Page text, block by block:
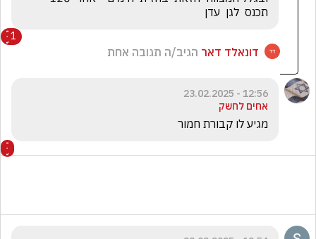
תכנס  לגן  עדן
1
דונאלד דאר הגיב/ה תגובה אחת
12:56 - 23.02.2025
אחים לחשק
מגיע לו קבורת חמור